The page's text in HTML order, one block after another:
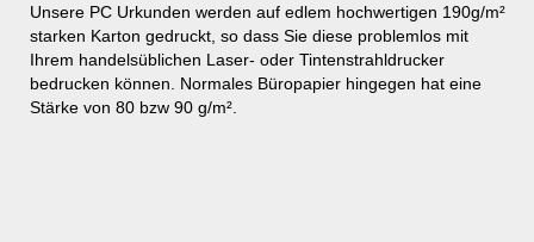
Unsere PC Urkunden werden auf edlem hochwertigen 190g/m²
starken Karton gedruckt, so dass Sie diese problemlos mit
Ihrem handelsüblichen Laser- oder Tintenstrahldrucker
bedrucken können. Normales Büropapier hingegen hat eine
Stärke von 80 bzw 90 g/m².